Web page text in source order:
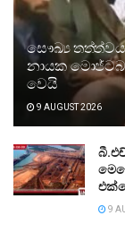
සෞඛ්‍ය තත්ත්වය
නායක
වෙයි
9 AUGUST 2026
9